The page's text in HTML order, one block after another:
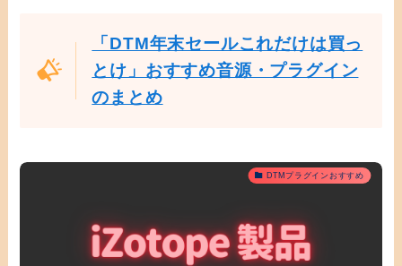
「DTM年末セールこれだけは買っ
とけ」おすすめ音源・プラグイン
のまとめ
DTMプラグインおすすめ